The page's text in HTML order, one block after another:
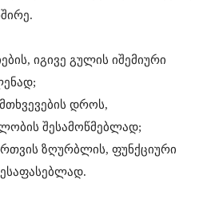
იგივე გულის იშემიური
დროს,
შესამოწმებლად;
ზღურბლის, ფუნქციური